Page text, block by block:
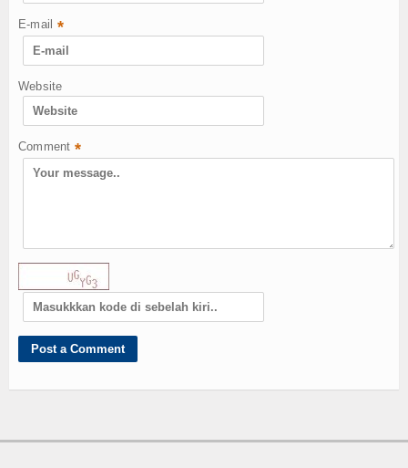
E-mail *
Website
Comment *